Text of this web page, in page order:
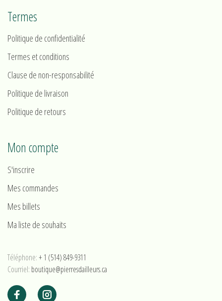
Termes
Politique de confidentialité
Termes et conditions
Clause de non-responsabilité
Politique de livraison
Politique de retours
Mon compte
S'inscrire
Mes commandes
Mes billets
Ma liste de souhaits
Téléphone:+ 1 (514) 849-9311
Courriel: boutique@pierresdailleurs.ca